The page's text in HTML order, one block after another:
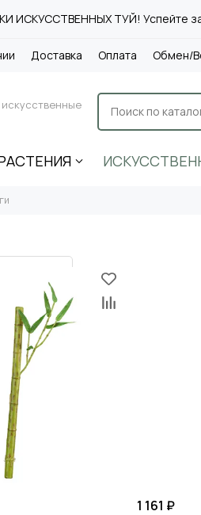
ИСКУССТВЕННЫХ ТУЙ! Успейте
Доставка Оплата Обмен/
1 161 ₽